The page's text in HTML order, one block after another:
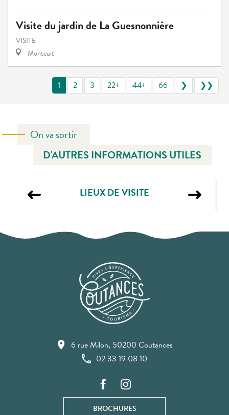
Visite du jardin de La Guesnonnière
VISITE
Montcuit
1 2 3 22+ 44+ 66 ❯ ❯❯
On va sortir
D'AUTRES INFORMATIONS UTILES
LIEUX DE VISITE
6 rue Milon, 50200 Coutances
02 33 19 08 10
BROCHURES